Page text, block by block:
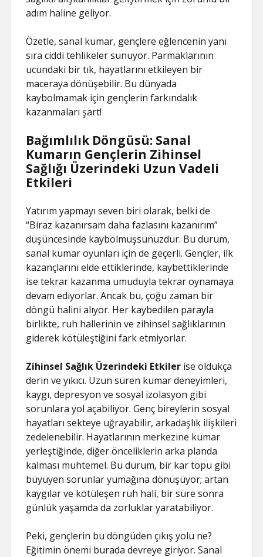
adım haline geliyor.
Özetle, sanal kumar, gençlere eğlencenin yanı
sıra ciddi tehlikeler sunuyor. Parmaklarının
ucundaki bir tık, hayatlarını etkileyen bir
maceraya dönüşebilir. Bu dünyada
kaybolmamak için gençlerin farkındalık
kazanmaları şart!
Bağımlılık Döngüsü: Sanal
Kumarın Gençlerin Zihinsel
Sağlığı Üzerindeki Uzun Vadeli
Etkileri
Yatırım yapmayı seven biri olarak, belki de
“Biraz kazanırsam daha fazlasını kazanırım”
düşüncesinde kaybolmuşsunuzdur. Bu durum,
sanal kumar oyunları için de geçerli. Gençler, ilk
kazançlarını elde ettiklerinde, kaybettiklerinde
ise tekrar kazanma umuduyla tekrar oynamaya
devam ediyorlar. Ancak bu, çoğu zaman bir
döngü halini alıyor. Her kaybedilen parayla
birlikte, ruh hallerinin ve zihinsel sağlıklarının
giderek kötüleştiğini fark etmiyorlar.
Zihinsel Sağlık Üzerindeki Etkiler ise oldukça
derin ve yıkıcı. Uzun süren kumar deneyimleri,
kaygı, depresyon ve sosyal izolasyon gibi
sorunlara yol açabiliyor. Genç bireylerin sosyal
hayatları sekteye uğrayabilir, arkadaşlık ilişkileri
zedelenebilir. Hayatlarının merkezine kumar
yerleştiğinde, diğer önceliklerin arka planda
kalması muhtemel. Bu durum, bir kar topu gibi
büyüyen sorunlar yumağına dönüşüyor; artan
kaygılar ve kötüleşen ruh hali, bir süre sonra
günlük yaşamda da zorluklar yaratabiliyor.
Peki, gençlerin bu döngüden çıkış yolu ne?
Eğitimin önemi burada devreye giriyor. Sanal